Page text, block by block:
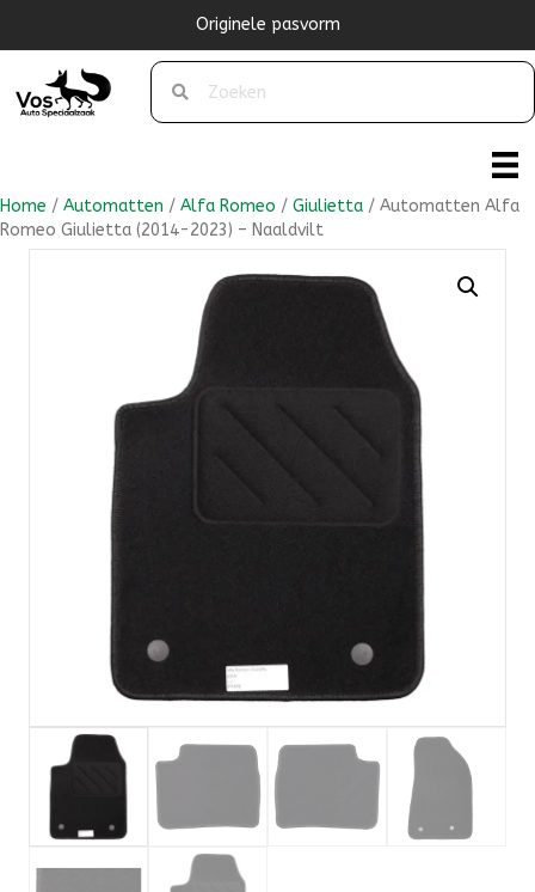
Originele pasvorm
Home / Automatten / Alfa Romeo / Giulietta / Automatten Alfa
Romeo Giulietta (2014-2023) – Naaldvilt